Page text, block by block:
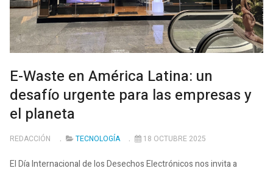
E-Waste en América Latina: un
desafío urgente para las empresas y
el planeta
REDACCIÓN TECNOLOGÍA 18 OCTUBRE 2025
El Día Internacional de los Desechos Electrónicos nos invita a